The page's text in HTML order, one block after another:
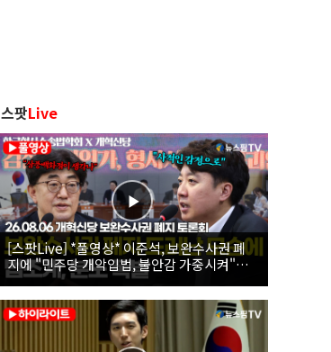
스팟Live
[스팟Live] *풀영상* 이준석, 보완수사권 폐
지에 "민주당 개악입법, 불안감 가중시켜"｜
26.08.06 개혁신당 보완수사권 폐지 토론회